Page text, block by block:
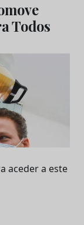
Todos
aceder a este